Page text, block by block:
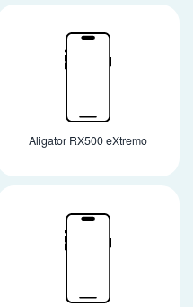
Aligator RX500 eXtremo